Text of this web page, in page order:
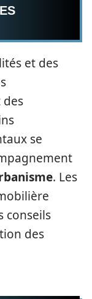
et des
se
. Les
conseils
des